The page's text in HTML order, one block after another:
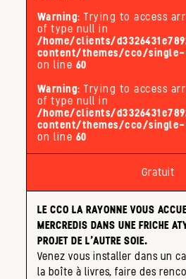
Warning: Trying to access
of type null in
/home/clients/
content/themes/cco/single-
on line 60
Warning: Trying to access
of type null in
/home/clients/
content/themes/cco/single-
on line 60
Gratuit
LE CCO LA RAYONNE VOUS
MERCREDIS DANS UNE FRICHE
PROJET DE L’AUTRE SOIE.
Venez vous installer dans un
la boîte à livres, faire des